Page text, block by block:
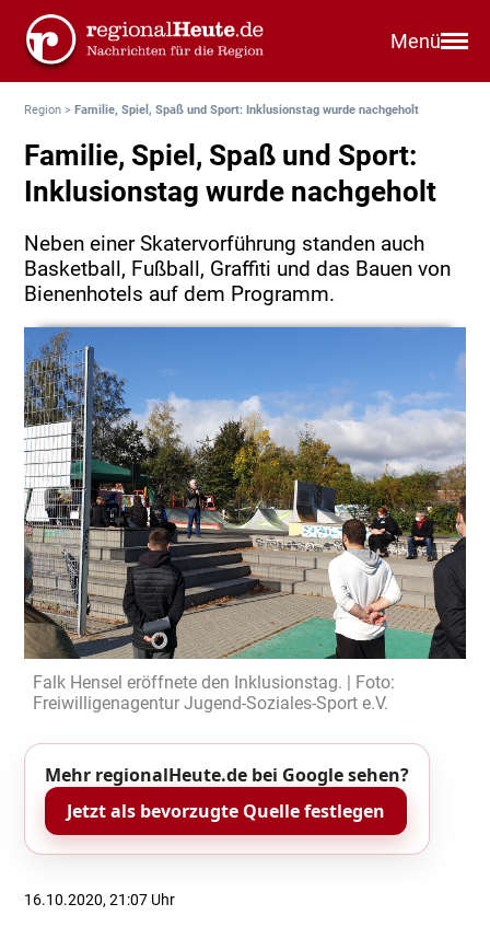
Menü
Region >Familie, Spiel, Spaß und Sport: Inklusionstag wurde nachgeholt
Familie, Spiel, Spaß und Sport:
Inklusionstag wurde nachgeholt
Neben einer Skatervorführung standen auch
Basketball, Fußball, Graffiti und das Bauen von
Bienenhotels auf dem Programm.
Falk Hensel eröffnete den Inklusionstag. | Foto:
Freiwilligenagentur Jugend-Soziales-Sport e.V.
Mehr regionalHeute.de bei Google sehen?
Jetzt als bevorzugte Quelle festlegen
16.10.2020, 21:07 Uhr